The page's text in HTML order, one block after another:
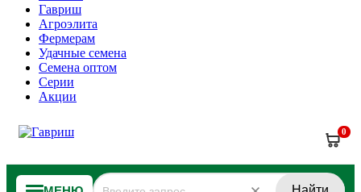
Гавриш
Агроэлита
Фермерам
Удачные семена
Семена оптом
Серии
Акции
0